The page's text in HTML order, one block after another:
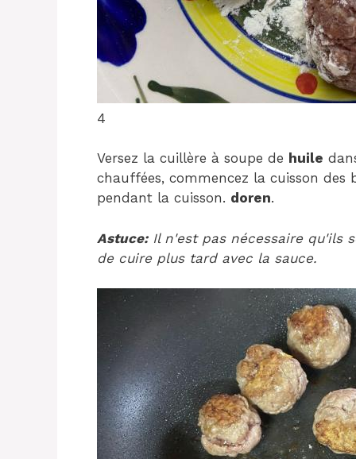
4
Versez la cuillère à soupe de huile
chauffées, commencez la cuisson
pendant la cuisson. doren.
Astuce:Il n'est pas nécessaire qu'ils
de cuire plus tard avec la sauce.